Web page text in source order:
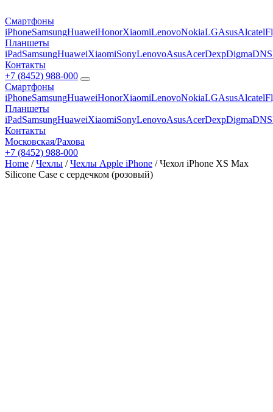
Смартфоны
iPhoneSamsungHuaweiHonorXiaomiLenovoNokiaLGAsusAlcatel
Планшеты
iPadSamsungHuaweiXiaomiSonyLenovoAsusAcerDexpDigmaDNS
Контакты
+7 (8452) 988-000
Смартфоны
iPhoneSamsungHuaweiHonorXiaomiLenovoNokiaLGAsusAlcatel
Планшеты
iPadSamsungHuaweiXiaomiSonyLenovoAsusAcerDexpDigmaDNS
Контакты
Московская/Рахова
+7 (8452) 988-000
Home /Чехлы /Чехлы Apple iPhone / Чехол iPhone XS Max
Silicone Case с сердечком (розовый)